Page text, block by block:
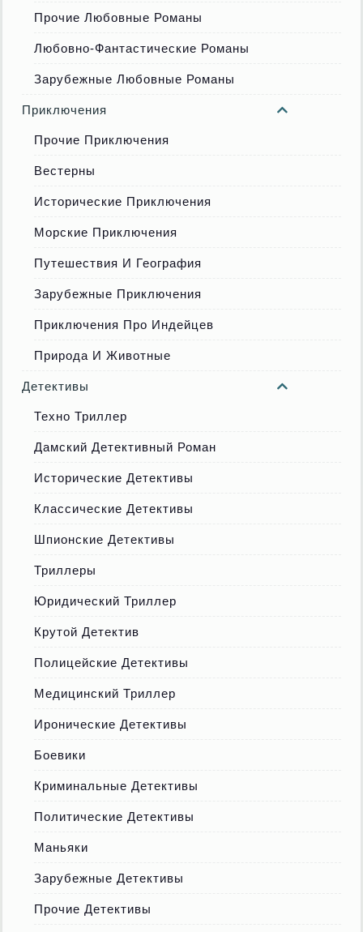
Прочие Любовные Романы
Любовно-Фантастические Романы
Зарубежные Любовные Романы
Приключения
Прочие Приключения
Вестерны
Исторические Приключения
Морские Приключения
Путешествия И География
Зарубежные Приключения
Приключения Про Индейцев
Природа И Животные
Детективы
Техно Триллер
Дамский Детективный Роман
Исторические Детективы
Классические Детективы
Шпионские Детективы
Триллеры
Юридический Триллер
Крутой Детектив
Полицейские Детективы
Медицинский Триллер
Иронические Детективы
Боевики
Криминальные Детективы
Политические Детективы
Маньяки
Зарубежные Детективы
Прочие Детективы